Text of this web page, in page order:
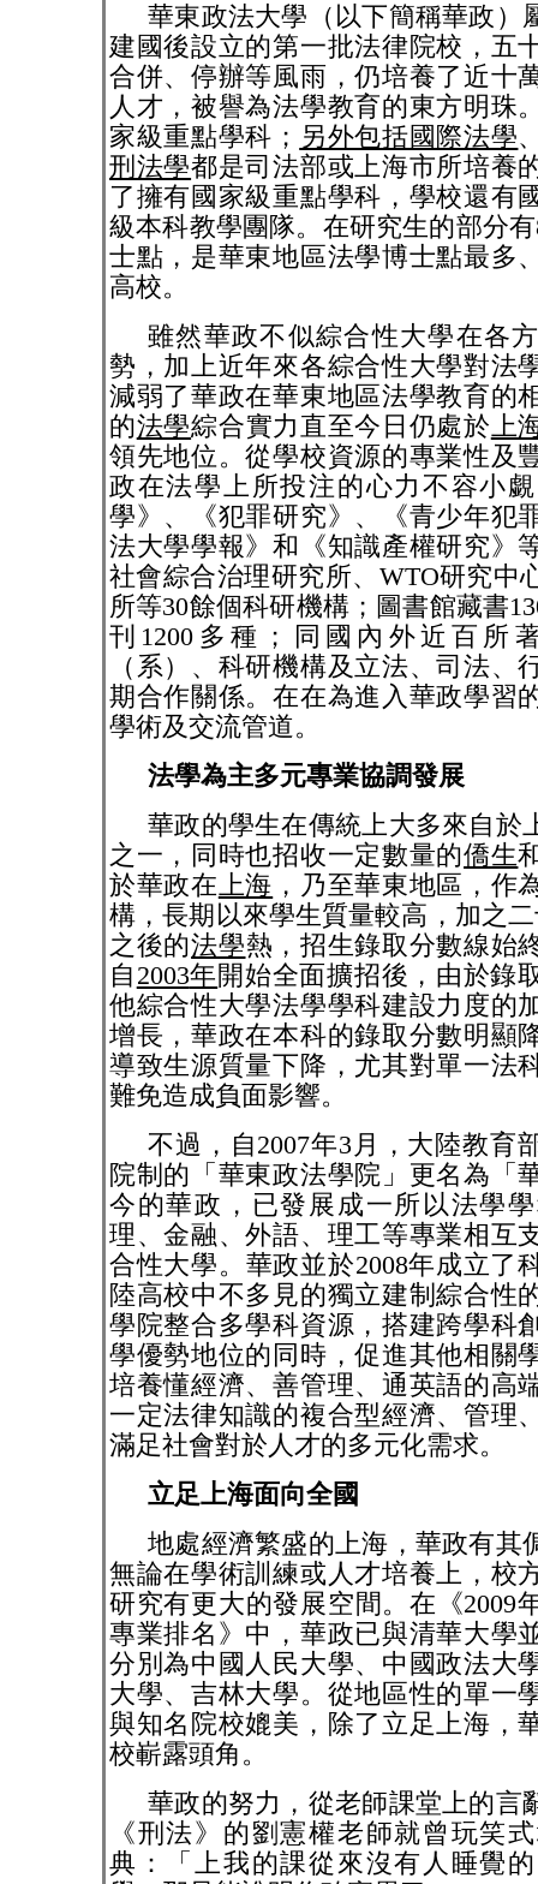
華東政法大學（以下簡稱華政）
建國後設立的第一批法律院校，五
合併、停辦等風雨，仍培養了近十
人才，被譽為法學教育的東方明珠
家級重點學科； 另外包括國際法學
刑法學都是司法部或上海市所培養
了擁有國家級重點學科，學校還有
級本科教學團隊。在研究生的部分有
士點，是華東地區法學博士點最多
高校。
雖然華政不似綜合性大學在各
勢，加上近年來各綜合性大學對法
減弱了華政在華東地區法學教育的
的法學綜合實力直至今日仍處於上
領先地位。從學校資源的專業性及
政在法學上所投注的心力不容小
學》、《犯罪研究》、《青少年犯
法大學學報》和《知識產權研究》
社會綜合治理研究所、 WTO研究中
所等30餘個科研機構；圖書館藏書
刊 1200 多種；同國內外近百所
（系）、科研機構及立法、司法、
期合作關係。在在為進入華政學習
學術及交流管道。
法學為主多元專業協調發展
華政的學生在傳統上大多來自於
之一，同時也招收一定數量的僑生
於華政在上海 ，乃至華東地區，作
構，長期以來學生質量較高，加之
之後的法學熱，招生錄取分數線始
自 2003年開始全面擴招後，由於錄
他綜合性大學法學學科建設力度的
增長，華政在本科的錄取分數明顯
導致生源質量下降，尤其對單一法
難免造成負面影響。
不過，自2007年3 月，大陸教育
院制的「華東政法學院」更名為「
今的華政，已發展成一所以法學
理、金融、外語、理工等專業相互
合性大學。華政並於2008年成立了
陸高校中不多見的獨立建制綜合性
學院整合多學科資源，搭建跨學科
學優勢地位的同時，促進其他相關
培養懂經濟、善管理、通英語的高
一定法律知識的複合型經濟、管理
滿足社會對於人才的多元化需求。
立足上海面向全國
地處經濟繁盛的上海，華政有其
無論在學術訓練或人才培養上，校
研究有更大的發展空間。在《2009
專業排名》中，華政已與清華大學
分別為中國人民大學、中國政法大
大學、吉林大學。從地區性的單一
與知名院校媲美，除了立足上海，
校嶄露頭角。
華政的努力，從老師課堂上的言
《刑法》的劉憲權老師就曾玩笑
典：「上我的課從來沒有人睡覺